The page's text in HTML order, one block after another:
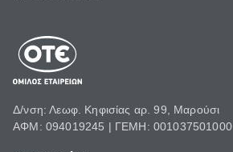
Δ/νση: Λεωφ. Κηφισίας αρ. 99, Μαρούσι
ΑΦΜ: 094019245 | ΓΕΜΗ: 001037501000